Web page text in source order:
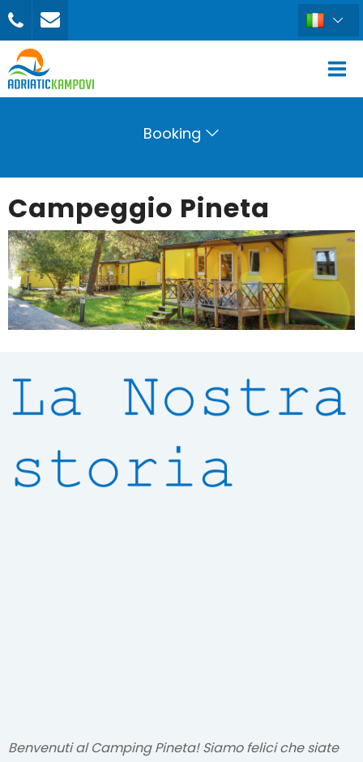
Booking
INVIA RICHIESTA
Campeggio Pineta
Benvenuti al Camping Pineta! Siamo felici che siate